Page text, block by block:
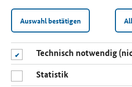
Auswahl bestätigen
Technisch notwendig
Statistik